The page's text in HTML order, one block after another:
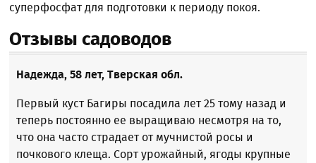
суперфосфат для подготовки к периоду покоя.
Отзывы садоводов
Надежда, 58 лет, Тверская обл.
Первый куст Багиры посадила лет 25 тому назад и
теперь постоянно ее выращиваю несмотря на то,
что она часто страдает от мучнистой росы и
почкового клеща. Сорт урожайный, ягоды крупные